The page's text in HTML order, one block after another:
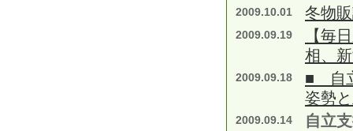
2009.10.01 冬物
2009.09.19
【毎
相、
2009.09.18
■ 自
姿勢
2009.09.14 自立